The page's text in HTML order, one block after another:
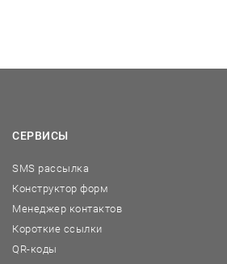
СЕРВИСЫ
SMS рассылка
Конструктор форм
Менеджер контактов
Короткие ссылки
QR-коды